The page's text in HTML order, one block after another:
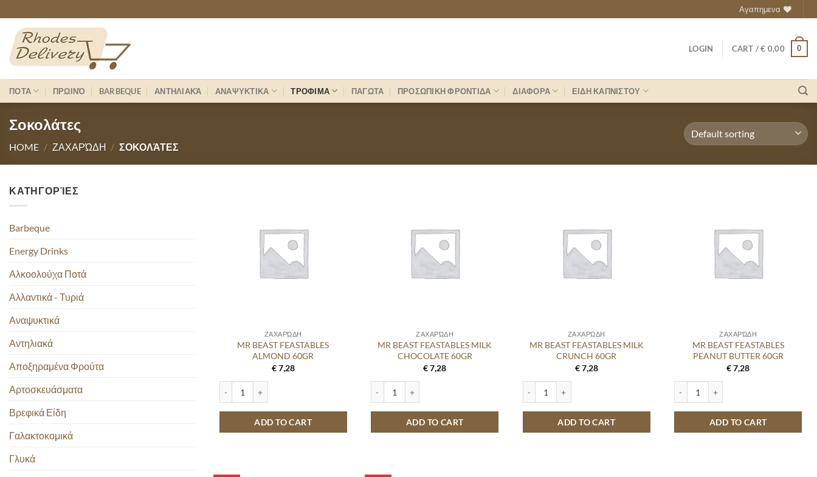
to
content
Αγαπημενα
LOGIN CART /€ 0,00 0
ΠΟΤΑ ΠΡΩΙΝΌ BARBEQUE ΑΝΤΗΛΙΑΚΆ ΑΝΑΨΥΚΤΙΚΑ ΤΡΟΦΙΜΑ ΠΑΓΩΤΑ ΠΡΟΣΩΠΙΚΗ ΦΡΟΝΤΙΔΑ ΔΙΑΦΟΡΑ ΕΙΔΗ ΚΑΠΝΙΣΤΟΥ
Σοκολάτες
HOME / ΖΑΧΑΡΏΔΗ / ΣΟΚΟΛΆΤΕΣ
ΚΑΤΗΓΟΡΊΕΣ
Barbeque
Energy Drinks
Αλκοολούχα Ποτά
Αλλαντικά - Τυριά
Αναψυκτικά
Αντηλιακά
Αποξηραμένα Φρούτα
Αρτοσκευάσματα
Βρεφικά Είδη
Γαλακτοκομικά
Γλυκά
ΖΑΧΑΡΏΔΗ
MR BEAST FEASTABLES
ALMOND 60GR
€7,28
ADD TO CART
ΖΑΧΑΡΏΔΗ
MR BEAST FEASTABLES MILK
CHOCOLATE 60GR
€7,28
ADD TO CART
ΖΑΧΑΡΏΔΗ
MR BEAST FEASTABLES MILK
CRUNCH 60GR
€7,28
ADD TO CART
ΖΑΧΑΡΏΔΗ
MR BEAST FEASTABLES
PEANUT BUTTER 60GR
€7,28
ADD TO CART